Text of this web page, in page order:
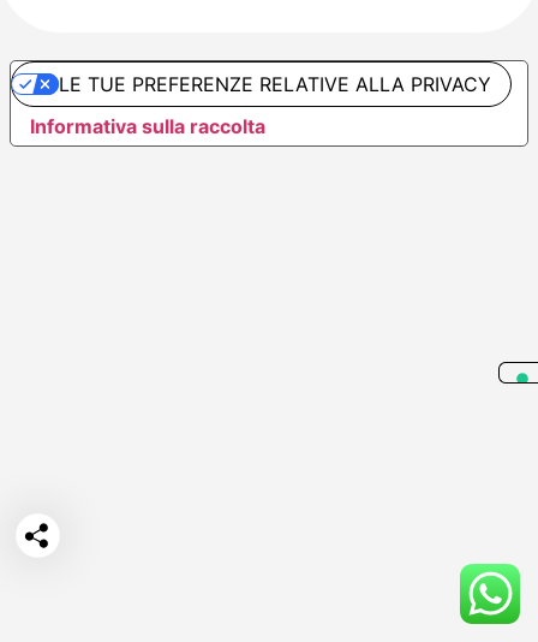
Informativa sulla raccolta
LE TUE PREFERENZE RELATIVE ALLA PRIVACY